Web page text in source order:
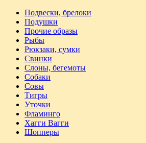
Подвески, брелоки
Подушки
Прочие образы
Рыбы
Рюкзаки, сумки
Свинки
Слоны, бегемоты
Собаки
Совы
Тигры
Уточки
Фламинго
Хагги Вагги
Шопперы